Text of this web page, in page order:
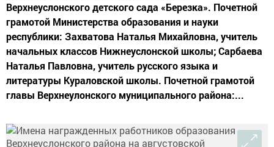
Верхнеуслонского детского сада «Березка». Почетной
грамотой Министерства образования и науки
республики: Захватова Наталья Михайловна, учитель
начальных классов Нижнеуслонской школы; Сарбаева
Наталья Павловна, учитель русского языка и
литературы Кураловской школы. Почетной грамотой
главы Верхнеулонского муниципального района:...